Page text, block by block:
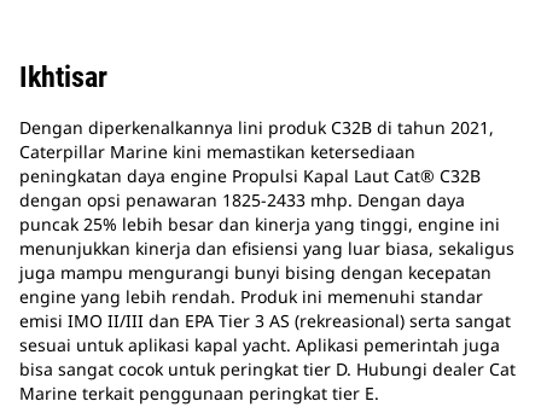
Ikhtisar
Dengan diperkenalkannya lini produk C32B di tahun 2021,
Caterpillar Marine kini memastikan ketersediaan
peningkatan daya engine Propulsi Kapal Laut Cat® C32B
dengan opsi penawaran 1825-2433 mhp. Dengan daya
puncak 25% lebih besar dan kinerja yang tinggi, engine ini
menunjukkan kinerja dan efisiensi yang luar biasa, sekaligus
juga mampu mengurangi bunyi bising dengan kecepatan
engine yang lebih rendah. Produk ini memenuhi standar
emisi IMO II/III dan EPA Tier 3 AS (rekreasional) serta sangat
sesuai untuk aplikasi kapal yacht. Aplikasi pemerintah juga
bisa sangat cocok untuk peringkat tier D. Hubungi dealer Cat
Marine terkait penggunaan peringkat tier E.